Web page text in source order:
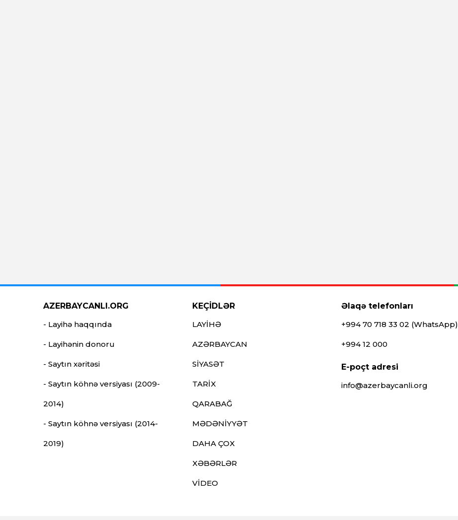
AZERBAYCANLI.ORG
- Layihə haqqında
- Layihənin donoru
- Saytın xəritəsi
- Saytın köhnə versiyası (2009-
2014)
- Saytın köhnə versiyası (2014-
2019)
KEÇİDLƏR
LAYİHƏ
AZƏRBAYCAN
SİYASƏT
TARİX
QARABAĞ
MƏDƏNİYYƏT
DAHA ÇOX
XƏBƏRLƏR
VİDEO
Əlaqə telefonları
+994 70 718 33 02 (WhatsApp)
+994 12 000
E-poçt adresi
info@azerbaycanli.org